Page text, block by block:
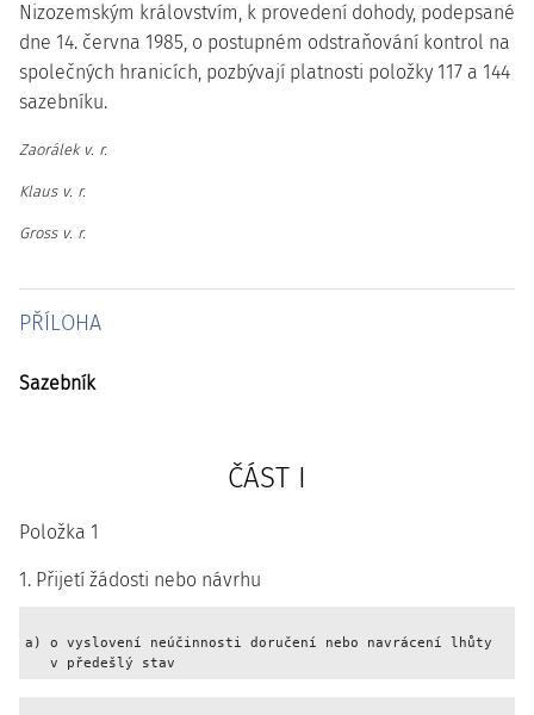
Nizozemským královstvím, k provedení dohody, podepsané
dne 14. června 1985, o postupném odstraňování kontrol na
společných hranicích, pozbývají platnosti položky 117 a 144
sazebníku.
Zaorálek v. r.
Klaus v. r.
Gross v. r.
PŘÍLOHA
Sazebník
ČÁST I
Položka 1
1. Přijetí žádosti nebo návrhu
a) o vyslovení neúčinnosti doručení nebo navrácení lhůty
v předešlý stav